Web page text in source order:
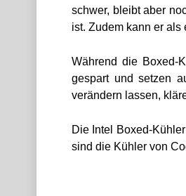
schwer, bleibt aber
ist. Zudem kann er
Während die Boxed-
gespart und setzen
verändern lassen,
Die Intel Boxed-
sind die Kühler von